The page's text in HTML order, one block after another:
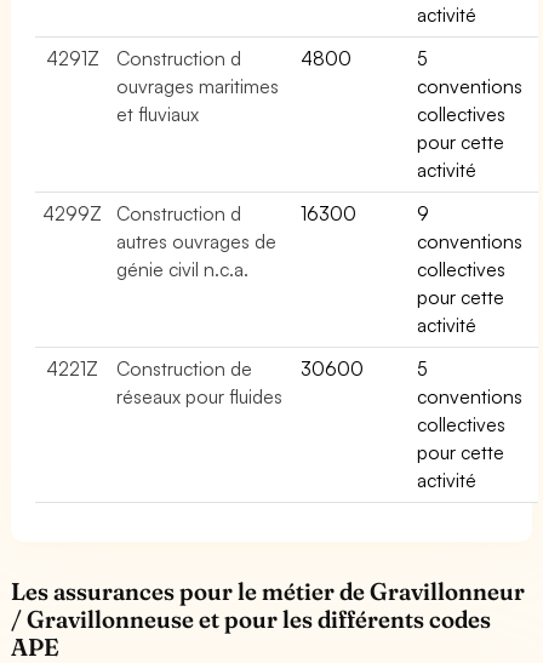
activité
4291Z
Construction d
ouvrages maritimes
et fluviaux
4800
5
conventions
collectives
pour cette
activité
4299Z
Construction d
autres ouvrages de
génie civil n.c.a.
16300
9
conventions
collectives
pour cette
activité
4221Z
Construction de
réseaux pour fluides
30600
5
conventions
collectives
pour cette
activité
Les assurances pour le métier de Gravillonneur
/ Gravillonneuse et pour les différents codes
APE